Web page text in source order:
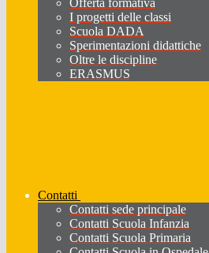
Offerta formativa
I progetti delle classi
Scuola DADA
Sperimentazioni didattiche
Oltre le discipline
ERASMUS
Contatti
Contatti sede principale
Contatti Scuola Infanzia
Contatti Scuola Primaria